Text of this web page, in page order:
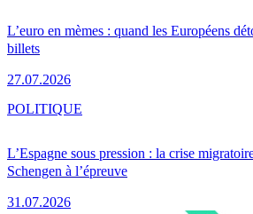
L’euro en mèmes : quand les Européens
billets
27.07.2026
L’Espagne sous pression : la crise
Schengen à l’épreuve
31.07.2026
POLITIQUE